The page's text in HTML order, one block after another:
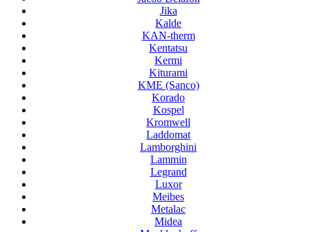
Jika
Kalde
KAN-therm
Kentatsu
Kermi
Kiturami
KME (Sanco)
Korado
Kospel
Kromwell
Laddomat
Lamborghini
Lammin
Legrand
Luxor
Meibes
Metalac
Midea